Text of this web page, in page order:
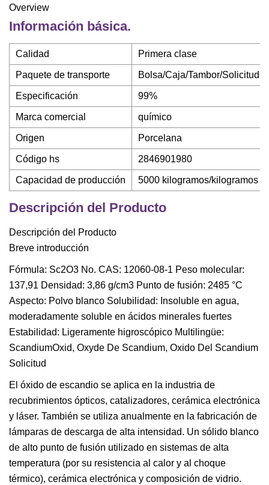
Overview
Información básica.
Calidad Primera clase
Paquete de transporte Bolsa/Caja/Tambor/Solicitud
Especificación 99%
Marca comercial químico
Origen Porcelana
Código hs 2846901980
Capacidad de producción 5000 kilogramos/kilogramos
Descripción del Producto
Descripción del Producto
Breve introducción
Fórmula: Sc2O3 No. CAS: 12060-08-1 Peso molecular:
137,91 Densidad: 3,86 g/cm3 Punto de fusión: 2485 °C
Aspecto: Polvo blanco Solubilidad: Insoluble en agua,
moderadamente soluble en ácidos minerales fuertes
Estabilidad: Ligeramente higroscópico Multilingüe:
ScandiumOxid, Oxyde De Scandium, Oxido Del Scandium
Solicitud
El óxido de escandio se aplica en la industria de
recubrimientos ópticos, catalizadores, cerámica electrónica
y láser. También se utiliza anualmente en la fabricación de
lámparas de descarga de alta intensidad. Un sólido blanco
de alto punto de fusión utilizado en sistemas de alta
temperatura (por su resistencia al calor y al choque
térmico), cerámica electrónica y composición de vidrio.